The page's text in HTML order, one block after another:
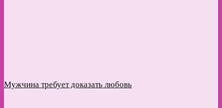
Мужчина требует доказать любовь